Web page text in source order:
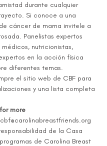
durante cualquier
Si conoce a una
cáncer de mama invitele a
Panelistas expertos
médicos, nutricionistas,
en la acción física
diferentes temas.
el sitio web de CBF para
y una lista completa
more
cbf@carolinabreastfriends.org
de la Casa
de Carolina Breast